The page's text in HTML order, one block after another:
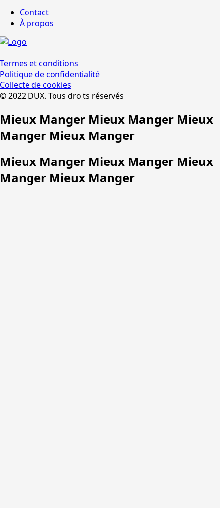
Contact
À propos
Termes et conditions
Politique de confidentialité
Collecte de cookies
© 2022 DUX. Tous droits réservés
Mieux Manger Mieux Manger Mieux
Manger Mieux Manger
Mieux Manger Mieux Manger Mieux
Manger Mieux Manger